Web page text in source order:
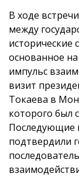
В ходе
между
исторические
основанное
импульс
визит
Токаева в
которого был
Последующие
подтвердили